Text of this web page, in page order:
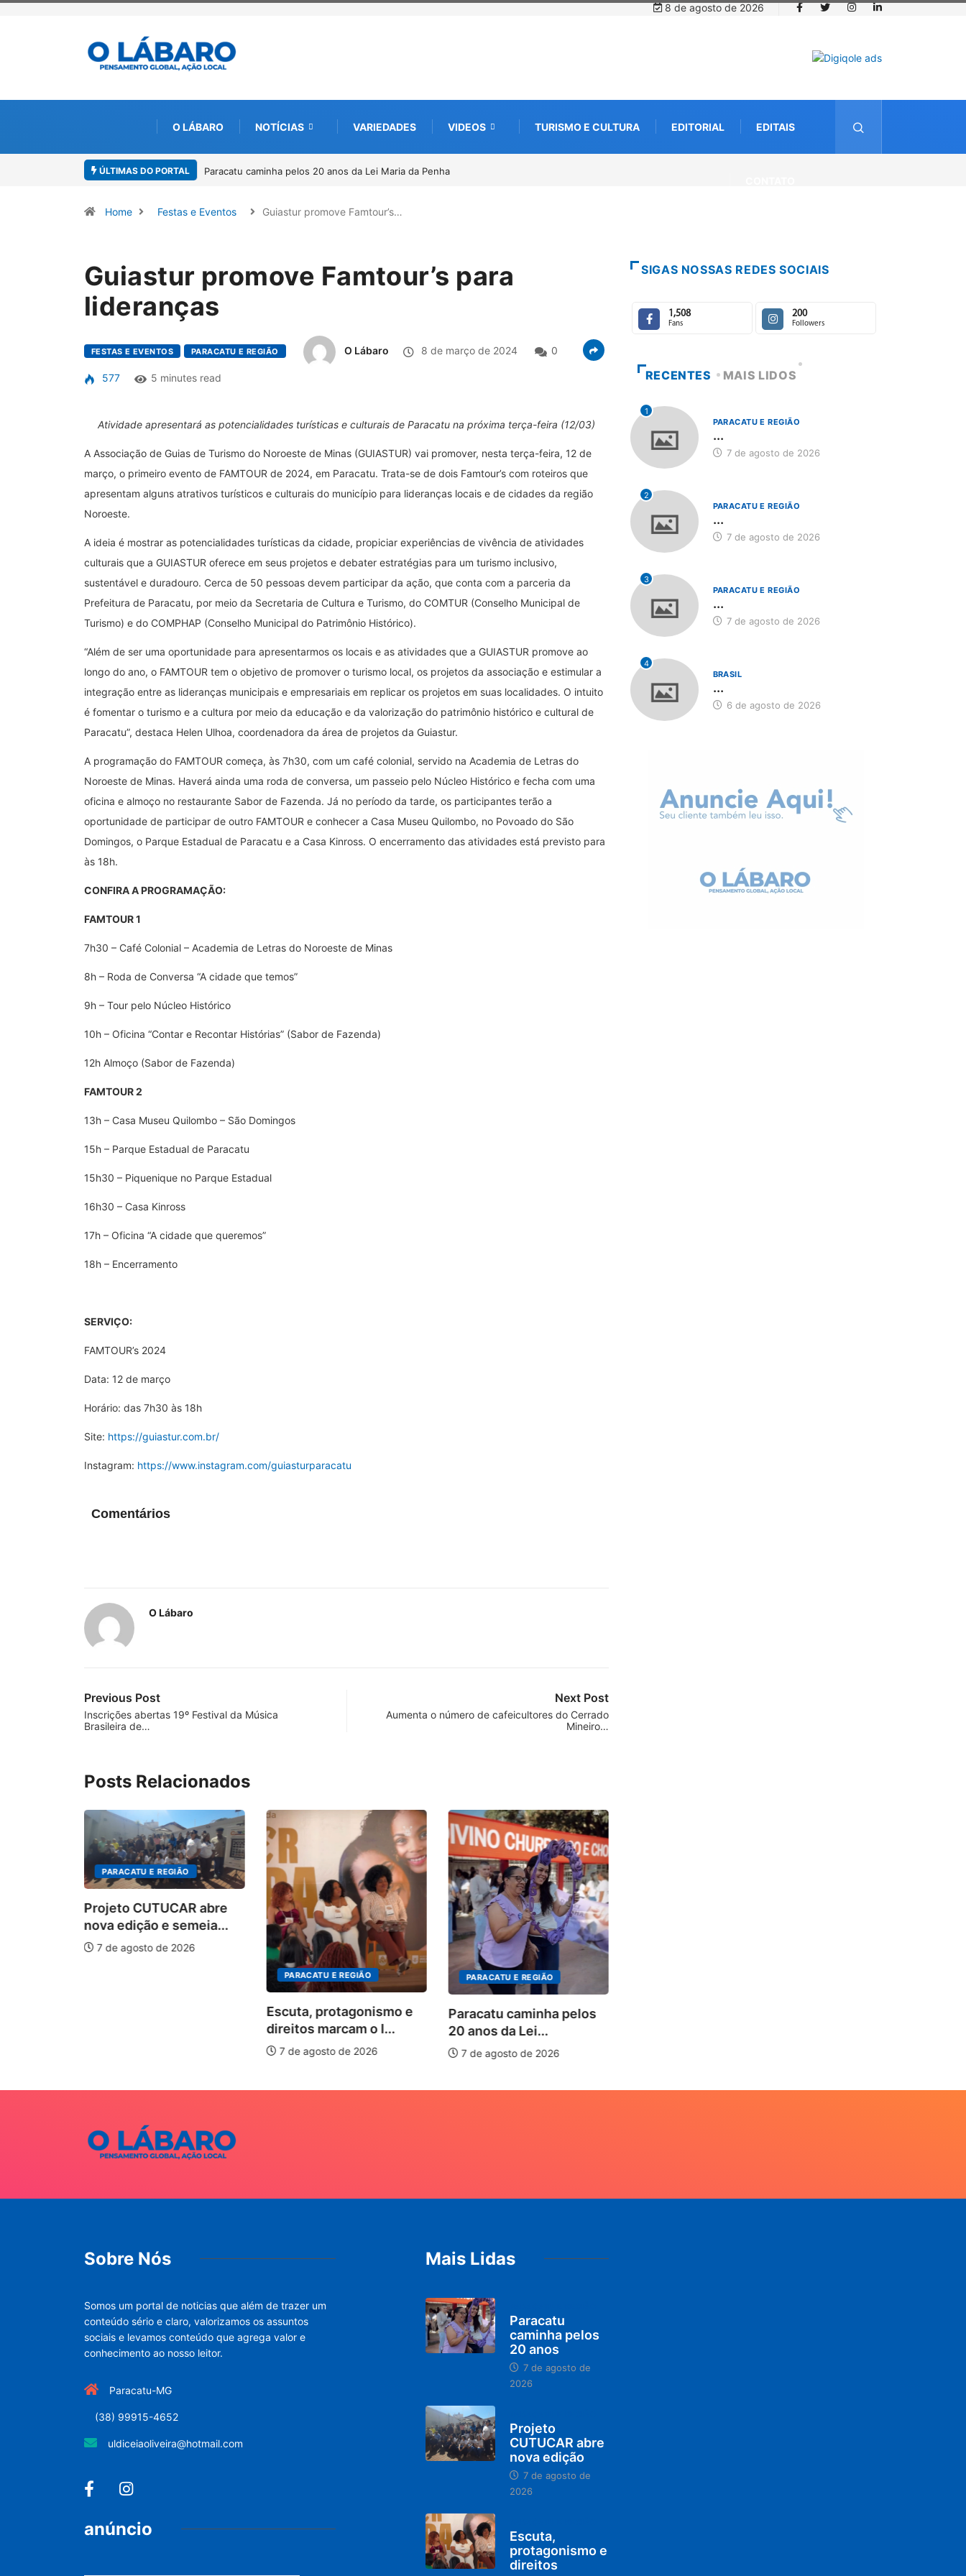
8 de agosto de 2026
O LÁBARO NOTÍCIAS VARIEDADES VIDEOS TURISMO E CULTURA EDITORIAL EDITAIS
ÚLTIMAS DO PORTAL
caminha pelos 20 anos da Lei Maria da PenhaProjeto CUTUCAR abre nova edição e semeia o futuro
Home Festas e Eventos Guiastur promove Famtour’s…
Guiastur promove Famtour’s para
lideranças
FESTAS E EVENTOS PARACATU E REGIÃO O Lábaro 8 de março de 2024 0
577 5 minutes read
Atividade apresentará as potencialidades turísticas e culturais de Paracatu na próxima terça-feira (12/03)
A Associação de Guias de Turismo do Noroeste de Minas (GUIASTUR) vai promover, nesta terça-feira, 12 de
março, o primeiro evento de FAMTOUR de 2024, em Paracatu. Trata-se de dois Famtour’s com roteiros que
apresentam alguns atrativos turísticos e culturais do município para lideranças locais e de cidades da região
Noroeste.
A ideia é mostrar as potencialidades turísticas da cidade, propiciar experiências de vivência de atividades
culturais que a GUIASTUR oferece em seus projetos e debater estratégias para um turismo inclusivo,
sustentável e duradouro. Cerca de 50 pessoas devem participar da ação, que conta com a parceria da
Prefeitura de Paracatu, por meio da Secretaria de Cultura e Turismo, do COMTUR (Conselho Municipal de
Turismo) e do COMPHAP (Conselho Municipal do Patrimônio Histórico).
“Além de ser uma oportunidade para apresentarmos os locais e as atividades que a GUIASTUR promove ao
longo do ano, o FAMTOUR tem o objetivo de promover o turismo local, os projetos da associação e estimular a
integração entre as lideranças municipais e empresariais em replicar os projetos em suas localidades. O intuito
é fomentar o turismo e a cultura por meio da educação e da valorização do patrimônio histórico e cultural de
Paracatu”, destaca Helen Ulhoa, coordenadora da área de projetos da Guiastur.
A programação do FAMTOUR começa, às 7h30, com um café colonial, servido na Academia de Letras do
Noroeste de Minas. Haverá ainda uma roda de conversa, um passeio pelo Núcleo Histórico e fecha com uma
oficina e almoço no restaurante Sabor de Fazenda. Já no período da tarde, os participantes terão a
oportunidade de participar de outro FAMTOUR e conhecer a Casa Museu Quilombo, no Povoado do São
Domingos, o Parque Estadual de Paracatu e a Casa Kinross. O encerramento das atividades está previsto para
às 18h.
CONFIRA A PROGRAMAÇÃO:
FAMTOUR 1
7h30 – Café Colonial – Academia de Letras do Noroeste de Minas
8h – Roda de Conversa “A cidade que temos”
9h – Tour pelo Núcleo Histórico
10h – Oficina “Contar e Recontar Histórias” (Sabor de Fazenda)
12h Almoço (Sabor de Fazenda)
FAMTOUR 2
13h – Casa Museu Quilombo – São Domingos
15h – Parque Estadual de Paracatu
15h30 – Piquenique no Parque Estadual
16h30 – Casa Kinross
17h – Oficina “A cidade que queremos”
18h – Encerramento
SERVIÇO:
FAMTOUR’s 2024
Data: 12 de março
Horário: das 7h30 às 18h
Site: https://guiastur.com.br/
Instagram: https://www.instagram.com/guiasturparacatu
Comentários
O Lábaro
Previous Post
Inscrições abertas 19º Festival da Música
Brasileira de…
Next Post
Aumenta o número de cafeicultores do Cerrado
Mineiro…
Posts Relacionados
PARACATU E REGIÃO
Projeto CUTUCAR abre
nova edição e semeia...
7 de agosto de 2026
PARACATU E REGIÃO
Escuta, protagonismo e
direitos marcam o I...
7 de agosto de 2026
PARACATU E REGIÃO
Paracatu caminha pelos
20 anos da Lei...
7 de agosto de 2026
SIGAS NOSSAS REDES SOCIAIS
1,508
Fans
200
Followers
RECENTES MAIS LIDOS
1
PARACATU E REGIÃO
...
7 de agosto de 2026
2
PARACATU E REGIÃO
...
7 de agosto de 2026
3
PARACATU E REGIÃO
...
7 de agosto de 2026
4
BRASIL
...
6 de agosto de 2026
Sobre Nós
Somos um portal de noticias que além de trazer um
conteúdo sério e claro, valorizamos os assuntos
sociais e levamos conteúdo que agrega valor e
conhecimento ao nosso leitor.
Paracatu-MG
(38) 99915-4652
uldiceiaoliveira@hotmail.com
anúncio
Mais Lidas
Paracatu
caminha pelos
20 anos
7 de agosto de
2026
Projeto
CUTUCAR abre
nova edição
7 de agosto de
2026
Escuta,
protagonismo e
direitos